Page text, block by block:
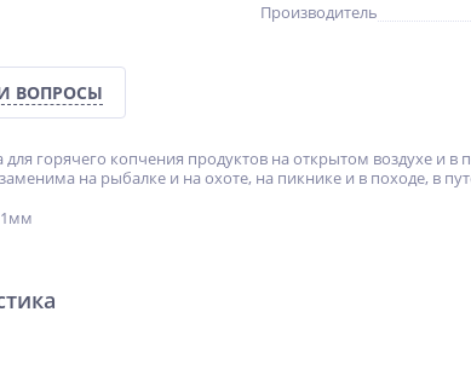
Производитель
ВОПРОСЫ
для горячего копчения продуктов на открытом воздухе и
на рыбалке и на охоте, на пикнике и в походе, в